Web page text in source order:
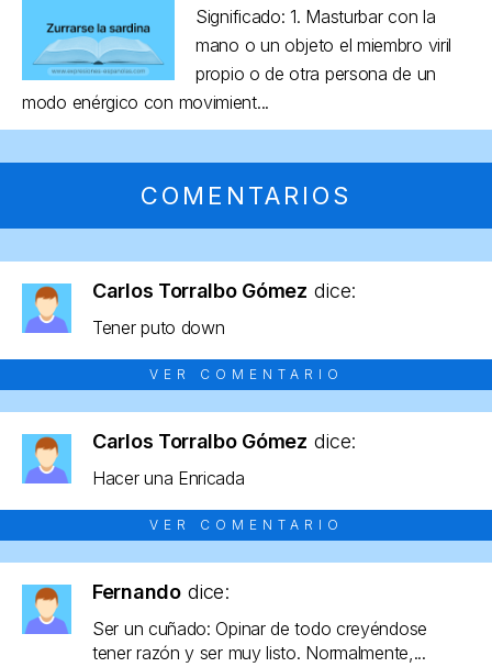
Significado: 1. Masturbar con la
mano o un objeto el miembro viril
propio o de otra persona de un
modo enérgico con movimient...
COMENTARIOS
Carlos Torralbo Gómez dice:
Tener puto down
VER COMENTARIO
Carlos Torralbo Gómez dice:
Hacer una Enricada
VER COMENTARIO
Fernando dice:
Ser un cuñado: Opinar de todo creyéndose
tener razón y ser muy listo. Normalmente,...